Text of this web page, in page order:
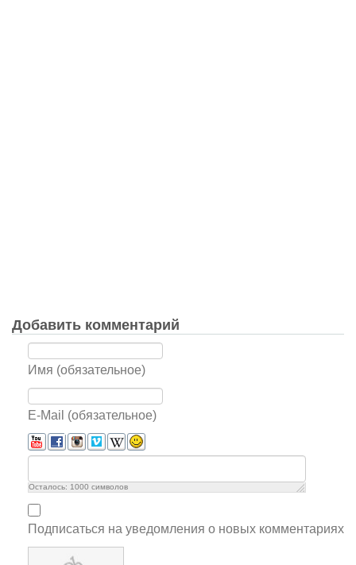
Добавить комментарий
Имя (обязательное)
E-Mail (обязательное)
Осталось: 1000 символов
Подписаться на уведомления о новых комментариях